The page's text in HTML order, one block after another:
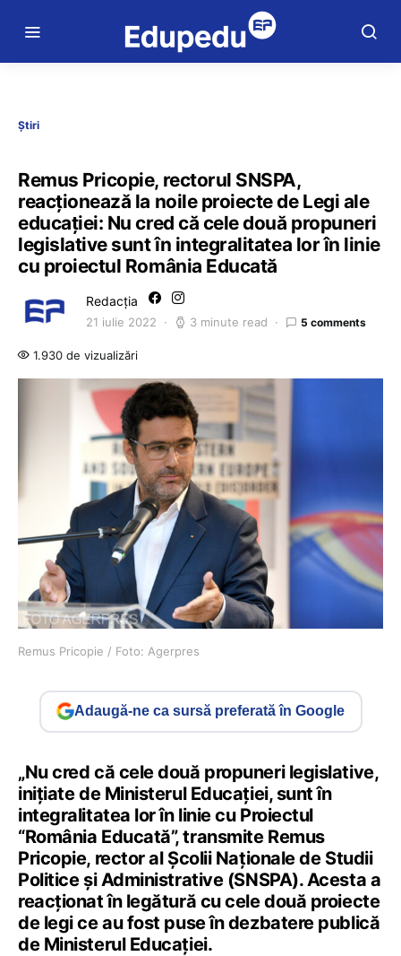
Știri
Remus Pricopie, rectorul SNSPA,
reacționează la noile proiecte de Legi ale
educației: Nu cred că cele două propuneri
legislative sunt în integralitatea lor în linie
cu proiectul România Educată
Redacția
21 iulie 2022 3 minute read 5 comments
1.930 de vizualizări
Remus Pricopie / Foto: Agerpres
Adaugă-ne ca sursă preferată în Google
„Nu cred că cele două propuneri legislative,
inițiate de Ministerul Educației, sunt în
integralitatea lor în linie cu Proiectul
“România Educată”, transmite Remus
Pricopie, rector al Școlii Naționale de Studii
Politice și Administrative (SNSPA). Acesta a
reacționat în legătură cu cele două proiecte
de legi ce au fost puse în dezbatere publică
de Ministerul Educației.